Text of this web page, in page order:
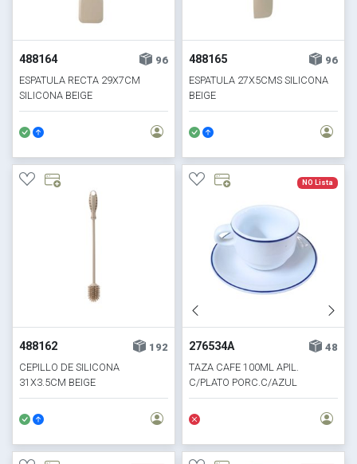
488164
96
ESPATULA RECTA 29X7CM
SILICONA BEIGE
488165
96
ESPATULA 27X5CMS SILICONA
BEIGE
488162
192
CEPILLO DE SILICONA
31X3.5CM BEIGE
276534A
48
TAZA CAFE 100ML APIL.
C/PLATO PORC.C/AZUL
HORECA SELECTA
NO Lista